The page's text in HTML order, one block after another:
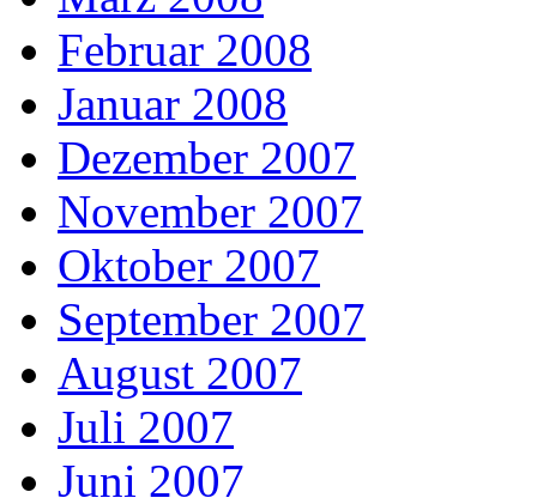
Februar 2008
Januar 2008
Dezember 2007
November 2007
Oktober 2007
September 2007
August 2007
Juli 2007
Juni 2007